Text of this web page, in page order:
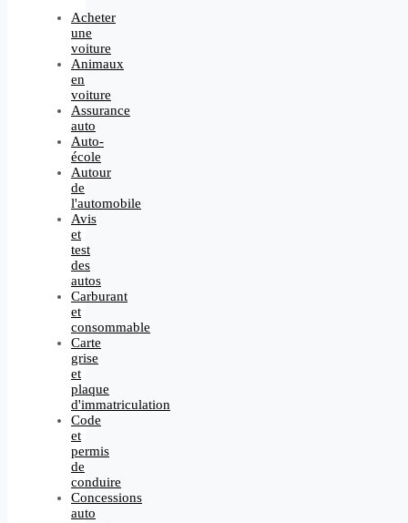
Acheter
une
voiture
Animaux
en
voiture
Assurance
auto
Auto-
école
Autour
de
l'automobile
Avis
et
test
des
autos
Carburant
et
consommable
Carte
grise
et
plaque
d'immatriculation
Code
et
permis
de
conduire
Concessions
auto